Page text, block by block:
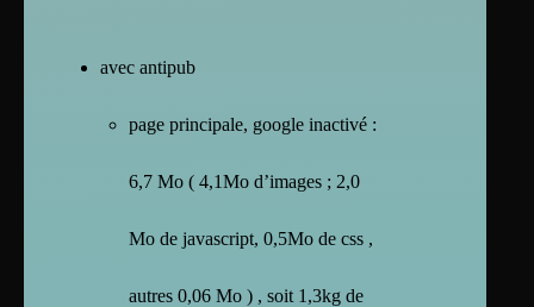
avec antipub
page principale, google inactivé :
6,7 Mo ( 4,1Mo d’images ; 2,0
Mo de javascript, 0,5Mo de css ,
autres 0,06 Mo ) , soit 1,3kg de